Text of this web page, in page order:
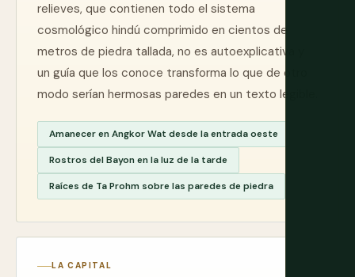
relieves, que contienen todo el sistema
cosmológico hindú comprimido en cientos de
metros de piedra tallada, no es autoexplicativa y
un guía que los conoce transforma lo que de otro
modo serían hermosas paredes en un texto legible.
Amanecer en Angkor Wat desde la entrada oeste
Rostros del Bayon en la luz de la tarde
Raíces de Ta Prohm sobre las paredes de piedra
LA CAPITAL